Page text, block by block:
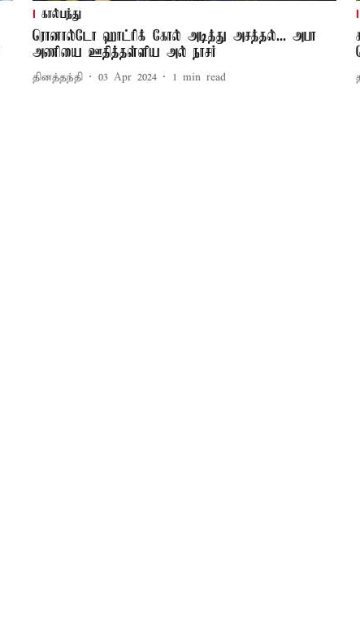
கால்பந்து
ரொனால்டோ ஹாட்ரிக் கோல் அடித்து அசத்தல்... அபா
அணியை ஊதித்தள்ளிய அல் நாசர்
தினத்தந்தி 03 Apr 2024 1 min read